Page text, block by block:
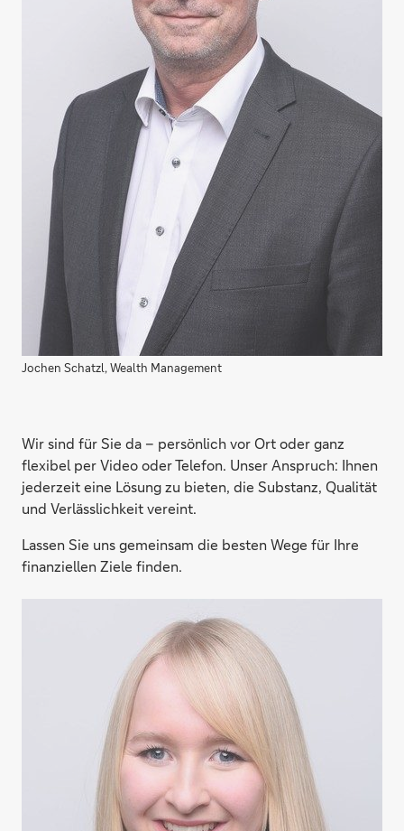
Jochen Schatzl, Wealth Management
Wir sind für Sie da – persönlich vor Ort oder ganz
flexibel per Video oder Telefon. Unser Anspruch: Ihnen
jederzeit eine Lösung zu bieten, die Substanz, Qualität
und Verlässlichkeit vereint.
Lassen Sie uns gemeinsam die besten Wege für Ihre
finanziellen Ziele finden.